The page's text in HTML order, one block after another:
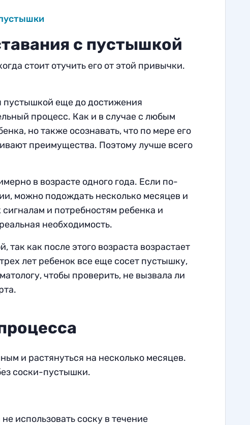
с пустышкой
стоит отучить его от этой привычки.
пустышкой еще до достижения
процесс. Как и в случае с любым
но также осознавать, что по мере его
преимущества. Поэтому лучше всего
в возрасте одного года. Если по-
можно подождать несколько месяцев и
и потребностям ребенка и
необходимость.
как после этого возраста возрастает
лет ребенок все еще сосет пустышку,
чтобы проверить, не вызвала ли
и растянуться на несколько месяцев.
соски-пустышки.
использовать соску в течение